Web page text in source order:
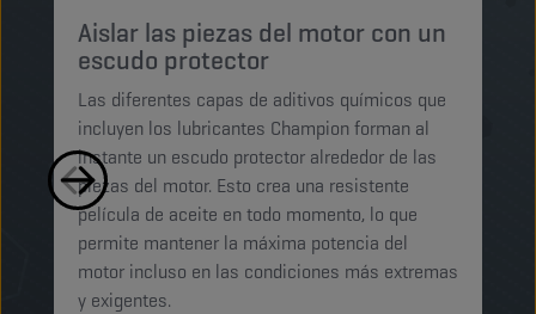
Aislar las piezas del motor con un
escudo protector
Las diferentes capas de aditivos químicos que
incluyen los lubricantes Champion forman al
instante un escudo protector alrededor de las
piezas del motor. Esto crea una resistente
película de aceite en todo momento, lo que
permite mantener la máxima potencia del
motor incluso en las condiciones más extremas
y exigentes.